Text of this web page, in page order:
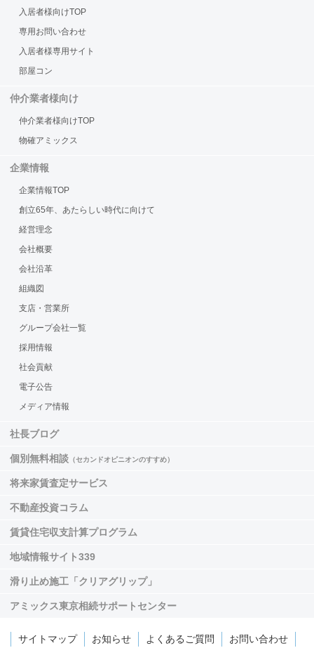
入居者様向けTOP
専用お問い合わせ
入居者様専用サイト
部屋コン
仲介業者様向け
仲介業者様向けTOP
物確アミックス
企業情報
企業情報TOP
創立65年、あたらしい時代に向けて
経営理念
会社概要
会社沿革
組織図
支店・営業所
グループ会社一覧
採用情報
社会貢献
電子公告
メディア情報
社長ブログ
個別無料相談 （セカンドオピニオンのすすめ）
将来家賃査定サービス
不動産投資コラム
賃貸住宅収支計算プログラム
地域情報サイト339
滑り止め施工「クリアグリップ」
アミックス東京相続サポートセンター
サイトマップ お知らせ よくあるご質問 お問い合わせ